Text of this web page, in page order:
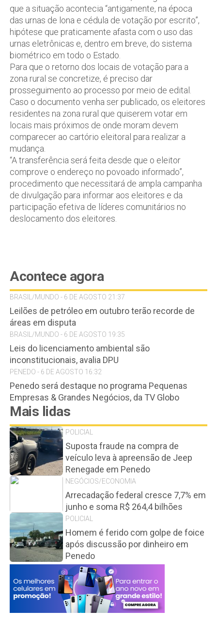
que a situação acontecia “antigamente, na época
das urnas de lona e cédula de votação por escrito”,
hipótese que praticamente afasta com o uso das
urnas eletrônicas e, dentro em breve, do sistema
biométrico em todo o Estado.
Para que o retorno dos locais de votação para a
zona rural se concretize, é preciso dar
prosseguimento ao processo por meio de edital.
Caso o documento venha ser publicado, os eleitores
residentes na zona rural que quiserem votar em
locais mais próximos de onde moram devem
comparecer ao cartório eleitoral para realizar a
mudança.
“A transferência será feita desde que o eleitor
comprove o endereço no povoado informado”,
procedimento que necessitará de ampla campanha
de divulgação para informar aos eleitores e da
participação efetiva de líderes comunitários no
deslocamento dos eleitores.
Acontece agora
BRASIL/MUNDO - 6 DE AGOSTO 21:37
Leilões de petróleo em outubro terão recorde de
áreas em disputa
BRASIL/MUNDO - 6 DE AGOSTO 19:35
Leis do licenciamento ambiental são
inconstitucionais, avalia DPU
PENEDO - 6 DE AGOSTO 16:32
Penedo será destaque no programa Pequenas
Empresas & Grandes Negócios, da TV Globo
Mais lidas
POLICIAL
Suposta fraude na compra de
veículo leva à apreensão de Jeep
Renegade em Penedo
NEGÓCIOS/ECONOMIA
Arrecadação federal cresce 7,7% em
junho e soma R$ 264,4 bilhões
POLICIAL
Homem é ferido com golpe de foice
após discussão por dinheiro em
Penedo